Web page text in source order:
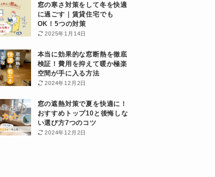
窓の寒さ対策をして冬を快適
に過ごす｜賃貸住宅でも
OK！5つの対策
2025年1月14日
本当に効果的な窓断熱を徹底
検証！費用を抑えて暖か極楽
空間が手に入る方法
2024年12月2日
窓の遮熱対策で夏を快適に！
おすすめトップ10と後悔しな
い選び方7つのコツ
2024年12月2日